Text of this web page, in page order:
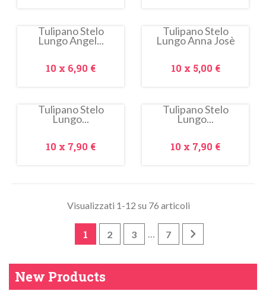
Tulipano Stelo
Lungo Angel...
Prezzo
10 x 6,90 €
Tulipano Stelo
Lungo Anna Josè
Prezzo
10 x 5,00 €
Tulipano Stelo
Lungo...
Prezzo
10 x 7,90 €
Tulipano Stelo
Lungo...
Prezzo
10 x 7,90 €
Visualizzati 1-12 su 76 articoli
1 2 3 … 7 
New Products